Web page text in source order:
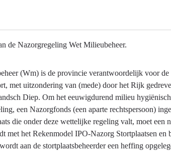
de Nazorgregeling Wet Milieubeheer.
(Wm) is de provincie verantwoordelijk voor
met uitzondering van (mede) door het Rijk
Diep. Om het eeuwigdurend milieu
een Nazorgfonds (een aparte rechtspersoon)
die onder deze wettelijke regeling valt, moet
met het Rekenmodel IPO-Nazorg Stortplaatsen
aan de stortplaatsbeheerder een heffing